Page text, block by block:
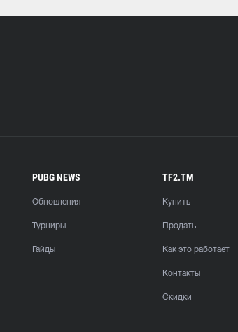
PUBG NEWS
Обновления
Турниры
Гайды
TF2.TM
Купить
Продать
Как это работает
Контакты
Скидки